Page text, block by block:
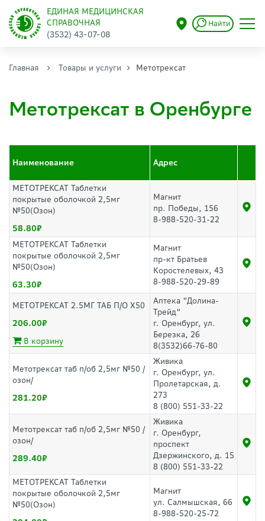
ЕДИНАЯ МЕДИЦИНСКАЯ
СПРАВОЧНАЯ
(3532) 43-07-08
Найти
Главная Товары и услуги Метотрексат
Метотрексат в Оренбурге
Наименование Адрес
МЕТОТРЕКСАТ Таблетки
покрытые оболочкой 2,5мг
№50(Озон)
58.80
Магнит
пр. Победы, 156
8-988-520-31-22
МЕТОТРЕКСАТ Таблетки
покрытые оболочкой 2,5мг
№50(Озон)
63.30
Магнит
пр-кт Братьев
Коростелевых, 43
8-988-520-29-89
МЕТОТРЕКСАТ 2.5МГ ТАБ П/О Х50
206.00
В корзину
Аптека "Долина-
Трейд"
г. Оренбург, ул.
Березка, 26
8(3532)66-76-80
Метотрексат таб п/об 2,5мг №50 /
озон/
281.20
Живика
г. Оренбург, ул.
Пролетарская, д.
273
8 (800) 551-33-22
Метотрексат таб п/об 2,5мг №50 /
озон/
289.40
Живика
г. Оренбург,
проспект
Дзержинского, д. 15
8 (800) 551-33-22
МЕТОТРЕКСАТ Таблетки
покрытые оболочкой 2,5мг
№50(Озон)
Магнит
ул. Салмышская, 66
8-988-520-25-72